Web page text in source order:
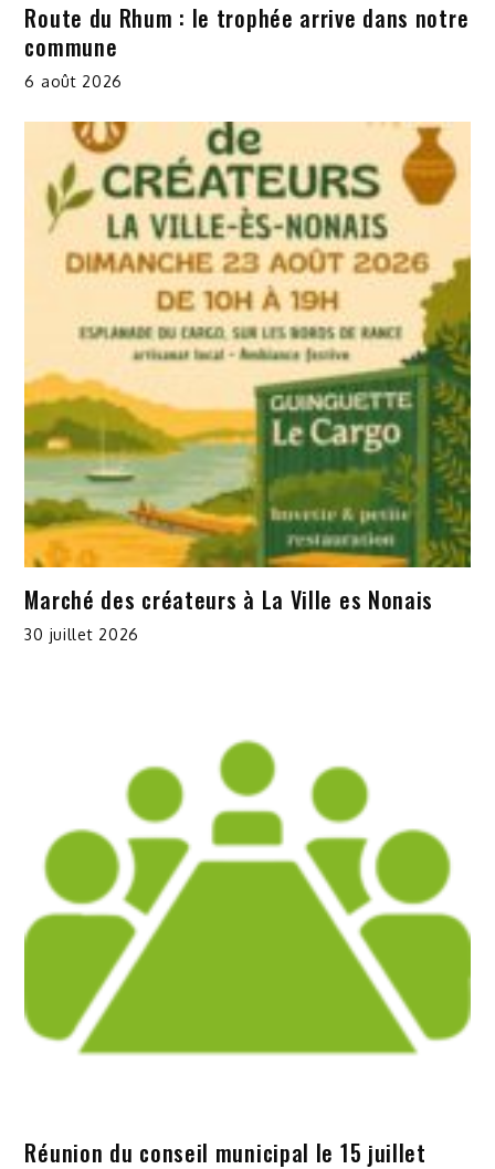
Route du Rhum : le trophée arrive dans notre
commune
6 août 2026
Marché des créateurs à La Ville es Nonais
30 juillet 2026
Réunion du conseil municipal le 15 juillet